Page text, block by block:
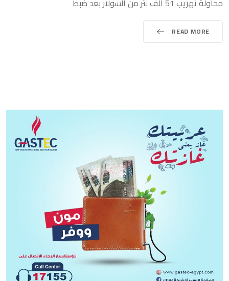
READ MORE